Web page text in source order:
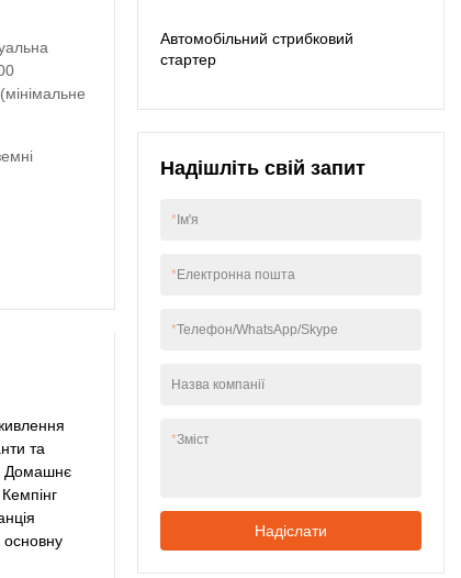
та
Домашнє
основну
електростанція Home
Автомобільний стрибковий
стартер
Надішліть свій запит
*Ім'я
*Електронна пошта
*Телефон/WhatsApp/Skype
Назва компанії
*Зміст
Надіслати